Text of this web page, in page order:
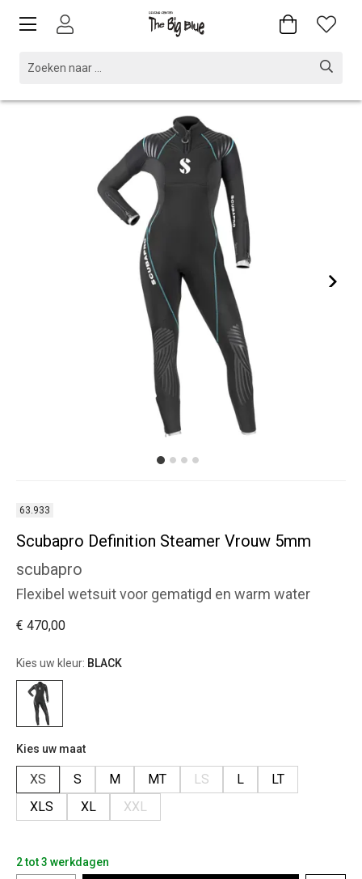
63.933
Scubapro Definition Steamer Vrouw 5mm
scubapro
Flexibel wetsuit voor gematigd en warm water
€ 470,00
Kies uw kleur: BLACK
Kies uw maat
XS S M MT LS L
LT
XLS
XL XXL
2 tot 3 werkdagen